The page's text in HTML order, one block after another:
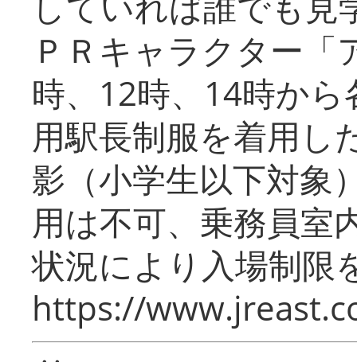
ＰＲキャラクター
時、12時、14時か
用駅長制服を着用し
影（小学生以下対象
用は不可、乗務員室
状況により入場制限
https://